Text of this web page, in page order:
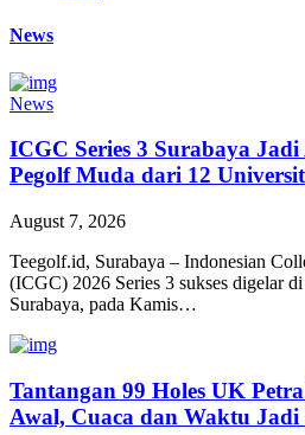
News
News
ICGC Series 3 Surabaya
Pegolf Muda dari 12
August 7, 2026
Teegolf.id, Surabaya – Indonesian
(ICGC) 2026 Series 3 sukses digelar
Surabaya, pada Kamis…
Tantangan 99 Holes UK
Awal, Cuaca dan Waktu